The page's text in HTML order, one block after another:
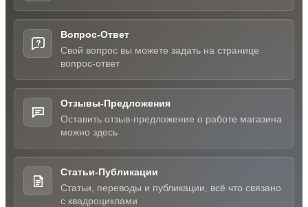
Вопрос-Ответ
Свой вопрос вы можете задать на странице
вопрос-ответ
Отзывы-Предложения
Оставить отзыв-предложение о работе магазина
можно здесь
Статьи-Публикации
Статьи, переводы и публикации, всё что связано
с квадроциклами